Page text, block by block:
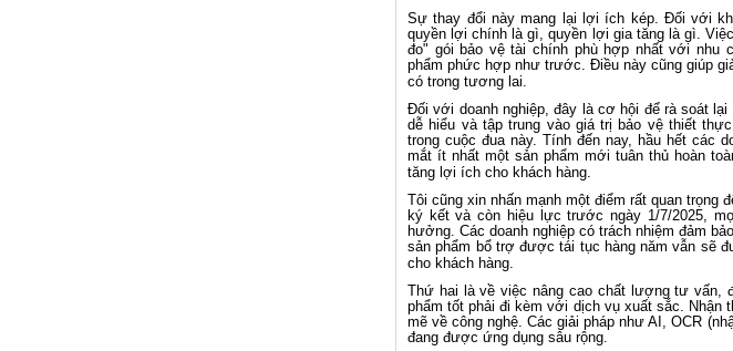
Sự thay đổi này mang lại lợi ích kép. Đối với
quyền lợi chính là gì, quyền lợi gia tăng là gì.
đo" gói bảo vệ tài chính phù hợp nhất với nhu
phẩm phức hợp như trước. Điều này cũng giúp
có trong tương lai.
Đối với doanh nghiệp, đây là cơ hội để rà soát
dễ hiểu và tập trung vào giá trị bảo vệ thiết
trong cuộc đua này. Tính đến nay, hầu hết các
mắt ít nhất một sản phẩm mới tuân thủ hoàn
tăng lợi ích cho khách hàng.
Tôi cũng xin nhấn mạnh một điểm rất quan
ký kết và còn hiệu lực trước ngày 1/7/2025,
hưởng. Các doanh nghiệp có trách nhiệm đảm
sản phẩm bổ trợ được tái tục hàng năm vẫn sẽ
cho khách hàng.
Thứ hai là về việc nâng cao chất lượng tư vấn,
phẩm tốt phải đi kèm với dịch vụ xuất sắc. Nhận
mẽ về công nghệ. Các giải pháp như AI, OCR
đang được ứng dụng sâu rộng.